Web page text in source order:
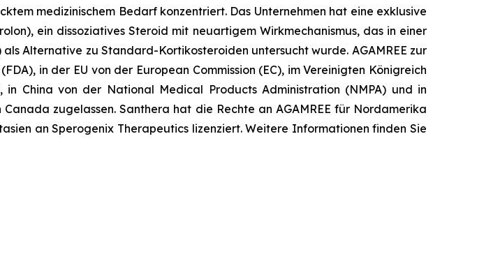
medizinischem Bedarf konzentriert. Das Unternehmen hat eine exklusive
ein dissoziatives Steroid mit neuartigem Wirkmechanismus, das in einer
Alternative zu Standard-Kortikosteroiden untersucht wurde. AGAMREE zur
in der EU von der European Commission (EC), im Vereinigten Königreich
China von der National Medical Products Administration (NMPA) und in
zugelassen. Santhera hat die Rechte an AGAMREE für Nordamerika
an Sperogenix Therapeutics lizenziert. Weitere Informationen finden Sie